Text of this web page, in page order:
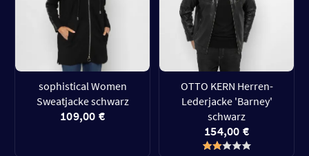
sophistical Women
Sweatjacke schwarz
109,00 €
OTTO KERN Herren-
Lederjacke 'Barney'
schwarz
154,00 €